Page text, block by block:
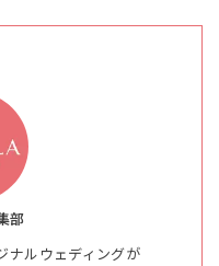
部
ナルウェディングが